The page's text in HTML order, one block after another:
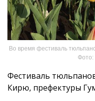
Во время фестиваль
Фото:
Фестиваль
Кирю, префектуры